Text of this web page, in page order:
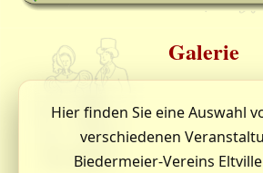
Galerie
Hier finden Sie eine Auswahl
verschiedenen
Biedermeier-Vereins